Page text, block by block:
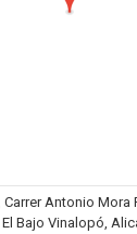
Antonio Mora
Bajo Vinalopó,